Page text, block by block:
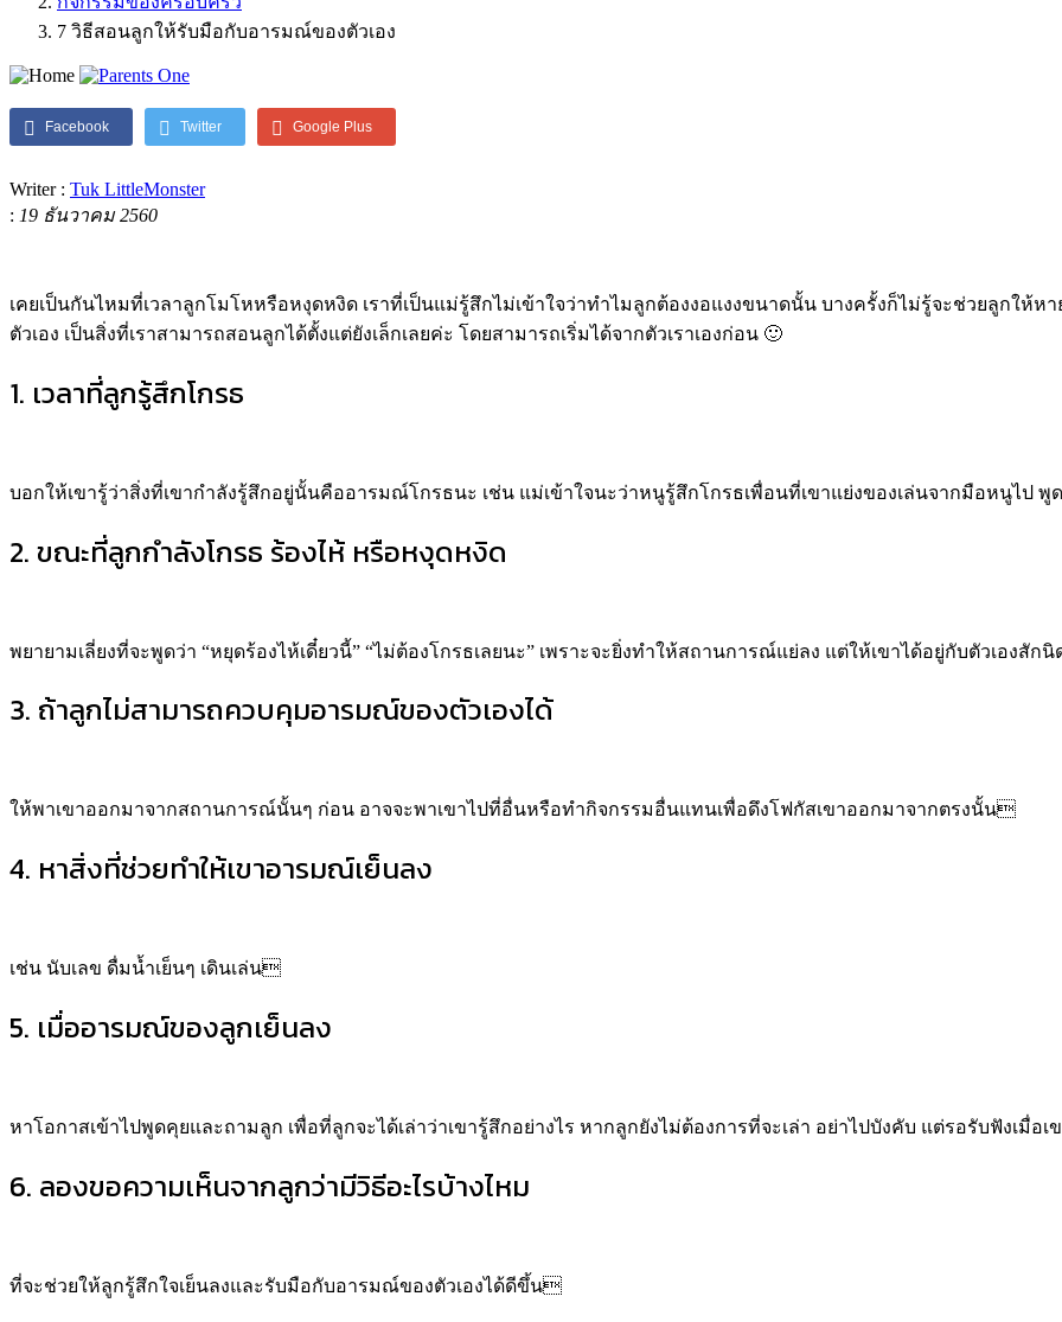
7 วิธีสอนลูกให้รับมือกับอารมณ์ของตัวเอง
Facebook Twitter Google Plus
Writer : Tuk LittleMonster
: 19 ธันวาคม 2560
เคยเป็นกันไหมที่เวลาลูกโมโหหรือหงุดหงิด เราที่เป็นแม่รู้สึกไม่เข้าใจว่าทำไมลูกต้องงอแงงขนาดนั้น บางครั้งก็ไม่รู้จะช่วยลูกให้
ตัวเอง เป็นสิ่งที่เราสามารถสอนลูกได้ตั้งแต่ยังเล็กเลยค่ะ โดยสามารถเริ่มได้จากตัวเราเองก่อน 🙂
1. เวลาที่ลูกรู้สึกโกรธ
บอกให้เขารู้ว่าสิ่งที่เขากำลังรู้สึกอยู่นั้นคืออารมณ์โกรธนะ เช่น แม่เข้าใจนะว่าหนูรู้สึกโกรธเพื่อนที่เขาแย่งของเล่นจากมือหนูไป
2. ขณะที่ลูกกำลังโกรธ ร้องไห้ หรือหงุดหงิด
พยายามเลี่ยงที่จะพูดว่า “หยุดร้องไห้เดี๋ยวนี้” “ไม่ต้องโกรธเลยนะ” เพราะจะยิ่งทำให้สถานการณ์แย่ลง แต่ให้เขาได้อยู่กับตัวเองสั
3. ถ้าลูกไม่สามารถควบคุมอารมณ์ของตัวเองได้
ให้พาเขาออกมาจากสถานการณ์นั้นๆ ก่อน อาจจะพาเขาไปที่อื่นหรือทำกิจกรรมอื่นแทนเพื่อดึงโฟกัสเขาออกมาจากตรงนั้น
4. หาสิ่งที่ช่วยทำให้เขาอารมณ์เย็นลง
เช่น นับเลข ดื่มน้ำเย็นๆ เดินเล่น
5. เมื่ออารมณ์ของลูกเย็นลง
หาโอกาสเข้าไปพูดคุยและถามลูก เพื่อที่ลูกจะได้เล่าว่าเขารู้สึกอย่างไร หากลูกยังไม่ต้องการที่จะเล่า อย่าไปบังคับ แต่รอรับฟังเมื่อ
6. ลองขอความเห็นจากลูกว่ามีวิธีอะไรบ้างไหม
ที่จะช่วยให้ลูกรู้สึกใจเย็นลงและรับมือกับอารมณ์ของตัวเองได้ดีขึ้น